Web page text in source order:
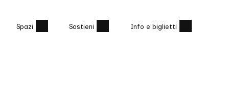
Spazi Sostieni Info e biglietti